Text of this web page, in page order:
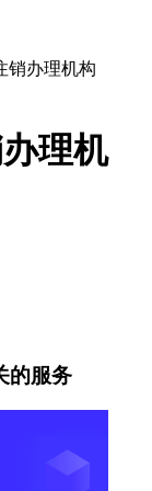
销办理机构
理机
的服务